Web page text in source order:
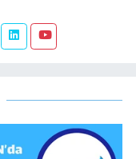
yaptığı vatani
Hizmetler İl
edip sosyal medyayı